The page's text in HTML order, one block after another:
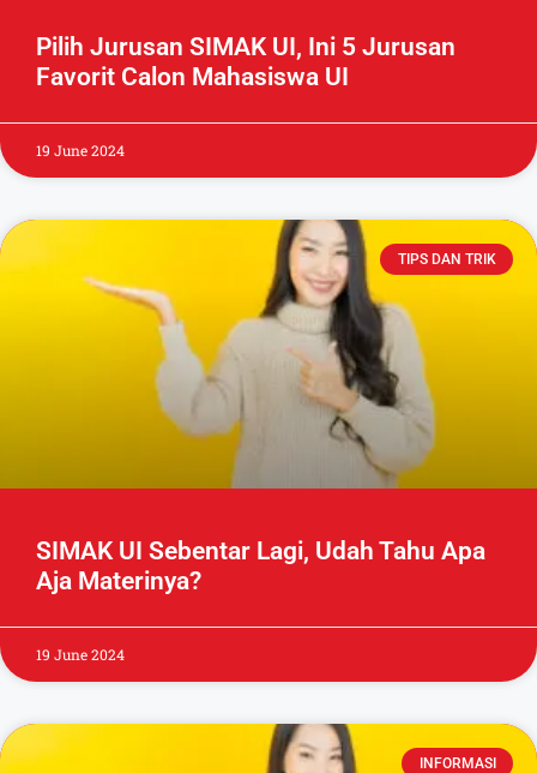
Pilih Jurusan SIMAK UI, Ini 5 Jurusan
Favorit Calon Mahasiswa UI
19 June 2024
TIPS DAN TRIK
SIMAK UI Sebentar Lagi, Udah Tahu Apa
Aja Materinya?
19 June 2024
INFORMASI